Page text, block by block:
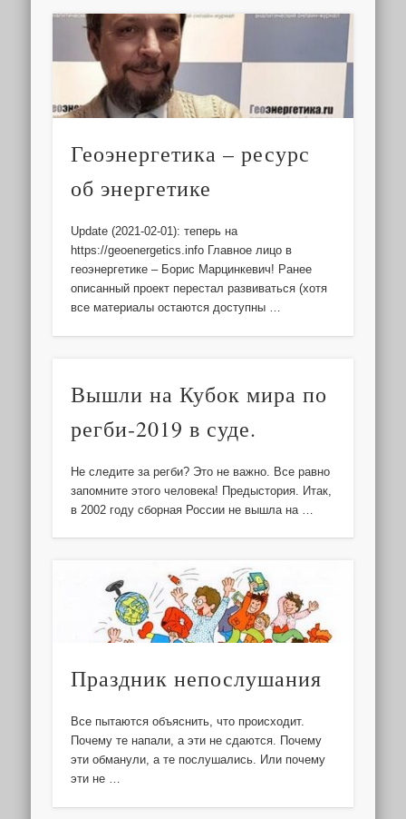
Геоэнергетика – ресурс
об энергетике
Update (2021-02-01): теперь на
https://geoenergetics.info Главное лицо в
геоэнергетике – Борис Марцинкевич! Ранее
описанный проект перестал развиваться (хотя
все материалы остаются доступны …
Вышли на Кубок мира по
регби-2019 в суде.
Не следите за регби? Это не важно. Все равно
запомните этого человека! Предыстория. Итак,
в 2002 году сборная России не вышла на …
Праздник непослушания
Все пытаются объяснить, что происходит.
Почему те напали, а эти не сдаются. Почему
эти обманули, а те послушались. Или почему
эти не …